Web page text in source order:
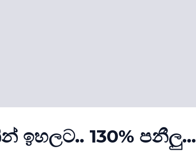
ඉහලට.. 130% පනීලු...